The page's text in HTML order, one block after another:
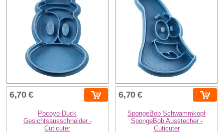
6,70 €
Pocoyo Duck
Gesichtsausschneider -
Cuticuter
6,70 €
SpongeBob Schwammkopf
SpongeBob Ausstecher -
Cuticuter